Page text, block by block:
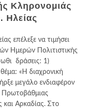
Κληρονομιάς
Ηλείας
επέλεξε να τιμήσει
Ημερών Πολιτιστικής
δράσεις: 1)
«Η διαχρονική
μεγάλο ενδιαφέρον
Πρωτοβάθμιας
Αρκαδίας. Στο